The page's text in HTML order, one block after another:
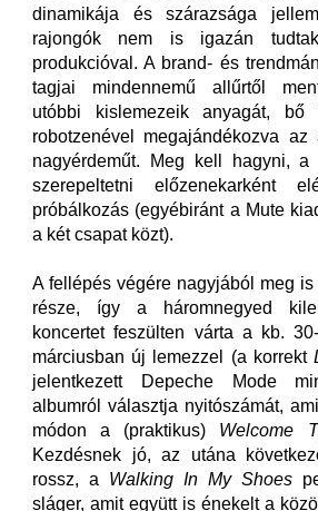
dinamikája és szárazsága
rajongók nem is igazán
produkcióval. A brand- és
tagjai mindennemű allűrtől
utóbbi kislemezeik anyagát,
robotzenével megajándékozva
nagyérdeműt. Meg kell hagyni, a
szerepeltetni előzenekarként
próbálkozás (egyébiránt a Mute
a két csapat közt).
A fellépés végére nagyjából meg
része, így a háromnegyed
koncertet feszülten várta a kb.
márciusban új lemezzel (a korrekt
jelentkezett Depeche Mode
albumról választja nyitószámát,
módon a (praktikus) Welcome
Kezdésnek jó, az utána
rossz, a Walking In My Shoes
sláger, amit együtt is énekelt a